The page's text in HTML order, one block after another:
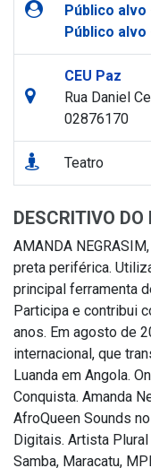
Público alvo
Público alvo
CEU Paz
Rua Daniel
02876170
Teatro
DESCRITIVO DO
AMANDA
preta periférica.
principal ferramenta
Participa e contribui
anos. Em agosto de
internacional, que
Luanda em Angola.
Conquista. Amanda
AfroQueen Sounds
Digitais. Artista
Samba, Maracatu,